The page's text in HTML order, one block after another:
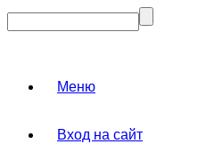
Меню
Вход на сайт